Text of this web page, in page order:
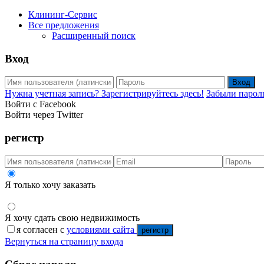
Клининг-Сервис
Все предложения
Расширенный поиск
Вход
Вход
Нужна учетная запись? Зарегистрируйтесь здесь! Забыли
Войти с Facebook
Войти через Twitter
регистр
Я только хочу заказать
Я хочу сдать свою недвижимость
я согласен с условиями сайта регистр
Вернуться на страницу входа